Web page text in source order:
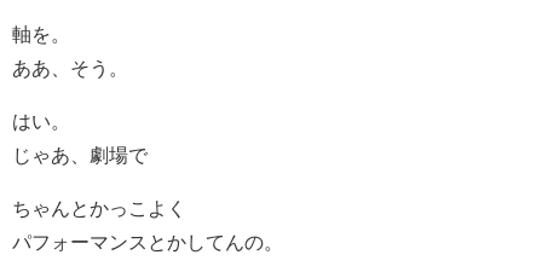
軸を。
ああ、そう。
はい。
じゃあ、劇場で
ちゃんとかっこよく
パフォーマンスとかしてんの。